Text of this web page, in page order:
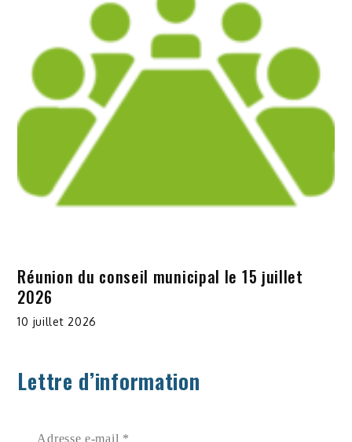
Réunion du conseil municipal le 15 juillet
2026
10 juillet 2026
Lettre d’information